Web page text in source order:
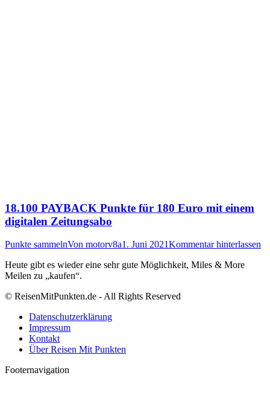
18.100 PAYBACK Punkte für 180 Euro mit einem
digitalen Zeitungsabo
Punkte sammelnVon motorv8a1. Juni 2021Kommentar hinterlassen
Heute gibt es wieder eine sehr gute Möglichkeit, Miles & More
Meilen zu „kaufen“.
© ReisenMitPunkten.de - All Rights Reserved
Datenschutzerklärung
Impressum
Kontakt
Über Reisen Mit Punkten
Footernavigation